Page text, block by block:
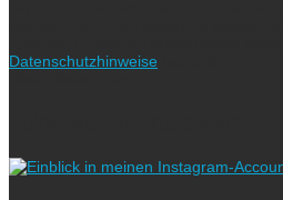
Datenschutzhinweise